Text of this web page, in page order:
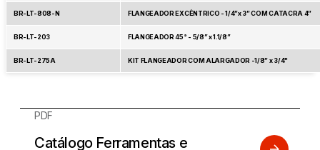
BR-LT-808-N FLANGEADOR EXCÊNTRICO - 1/4”x 3” COM CATACRA 4”
BR-LT-203 FLANGEADOR 45° - 5/8” x 1.1/8”
BR-LT-275A KIT FLANGEADOR COM ALARGADOR -1/8” x 3/4"
PDF
Catálogo Ferramentas e